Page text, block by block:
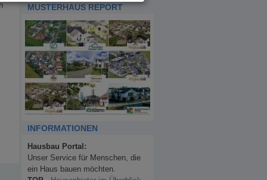
MUSTERHAUS REPORT
INFORMATIONEN
Hausbau Portal:
Unser Service für Menschen, die
ein Haus bauen möchten.